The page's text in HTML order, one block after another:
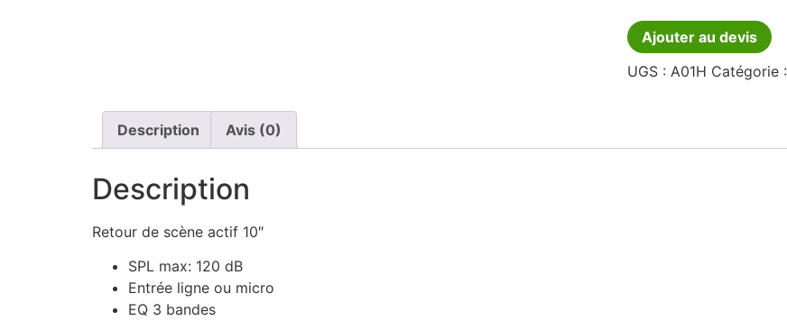
Ajouter au devis
UGS : A01H Catégorie :
Description Avis (0)
Description
Retour de scène actif 10″
SPL max: 120 dB
Entrée ligne ou micro
EQ 3 bandes